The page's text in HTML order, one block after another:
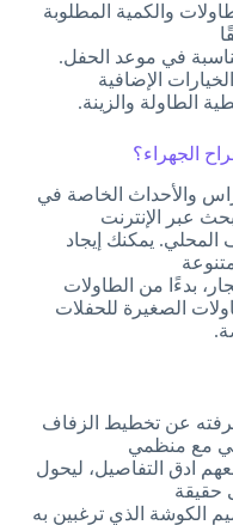
والكمية المطلوبة
في موعد الحفل.
الإضافية
الطاولة والزينة.
الجهراء؟
والأحداث الخاصة في
عبر الإنترنت
المحلي. يمكنك إيجاد
بدءًا من الطاولات
الصغيرة للحفلات
عن تخطيط الزفاف
مع منظمي
ادق التفاصيل، ليحول
حقيقة
الكوشة الذي ترغبين به